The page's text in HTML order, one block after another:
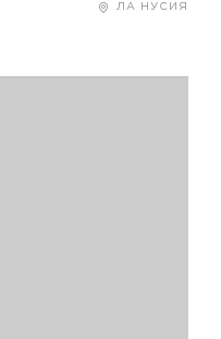
ЛА НУСИЯ